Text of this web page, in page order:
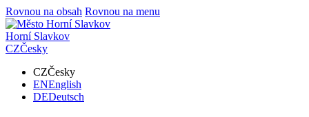
Rovnou na obsah Rovnou na menu
Horní Slavkov
CZČesky
CZČesky
ENEnglish
DEDeutsch